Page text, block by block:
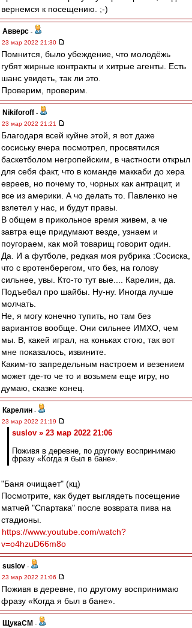
вернемся к посещению. ;-)
Авверс -
23 мар 2022 21:30
Помнится, было убеждение, что молодёжь
губят жирные контракты и хитрые агенты. Есть
шанс увидеть, так ли это.
Проверим, проверим.
Nikiforoff -
23 мар 2022 21:21
Благодаря всей куйне этой, я вот даже
сосиську вчера посмотрел, просвятился
баскетболом негропейским, в частности открыл
для себя факт, что в команде маккаби до хера
евреев, но почему то, чорных как антрацит, и
все из америки. А чо делать то. Павленко не
взлетел у нас, и будут правы.
В общем в прикольное время живем, а че
завтра еще придумают везде, узнаем и
поугораем, как мой товарищ говорит один.
Да. И а футболе, редкая моя рубрика :Сосиска,
что с вротенберегом, что без, на голову
сильнее, увы. Кто-то тут вые.... Карелин, да.
Подъебал про шайбы. Ну-ну. Иногда лучше
молчать.
Не, я могу конечно тупить, но там без
вариантов вообще. Они сильнее ИМХО, чем
мы. В, какей играл, на коньках стою, так вот
мне показалось, извините.
Каким-то запредельным настроем и везением
может где-то че то и возьмем еще игру, но
думаю, сказке конец.
Карелин -
23 мар 2022 21:19
suslov » 23 мар 2022 21:06
Поживя в деревне, по другому воспринимаю
фразу «Когда я был в бане».
"Баня очищает" (кц)
Посмотрите, как будет выглядеть посещение
матчей "Спартака" после возврата пива на
стадионы.
https://www.youtube.com/watch?
v=o4hzuD66m8o
suslov -
23 мар 2022 21:06
Поживя в деревне, по другому воспринимаю
фразу «Когда я был в бане».
ЩукаСМ -